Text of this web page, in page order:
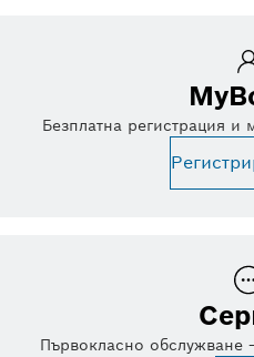
Безплатна регистрация
Първокласно обслужване